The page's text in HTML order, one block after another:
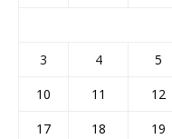
3
4 5
10
11 12
17
18 19